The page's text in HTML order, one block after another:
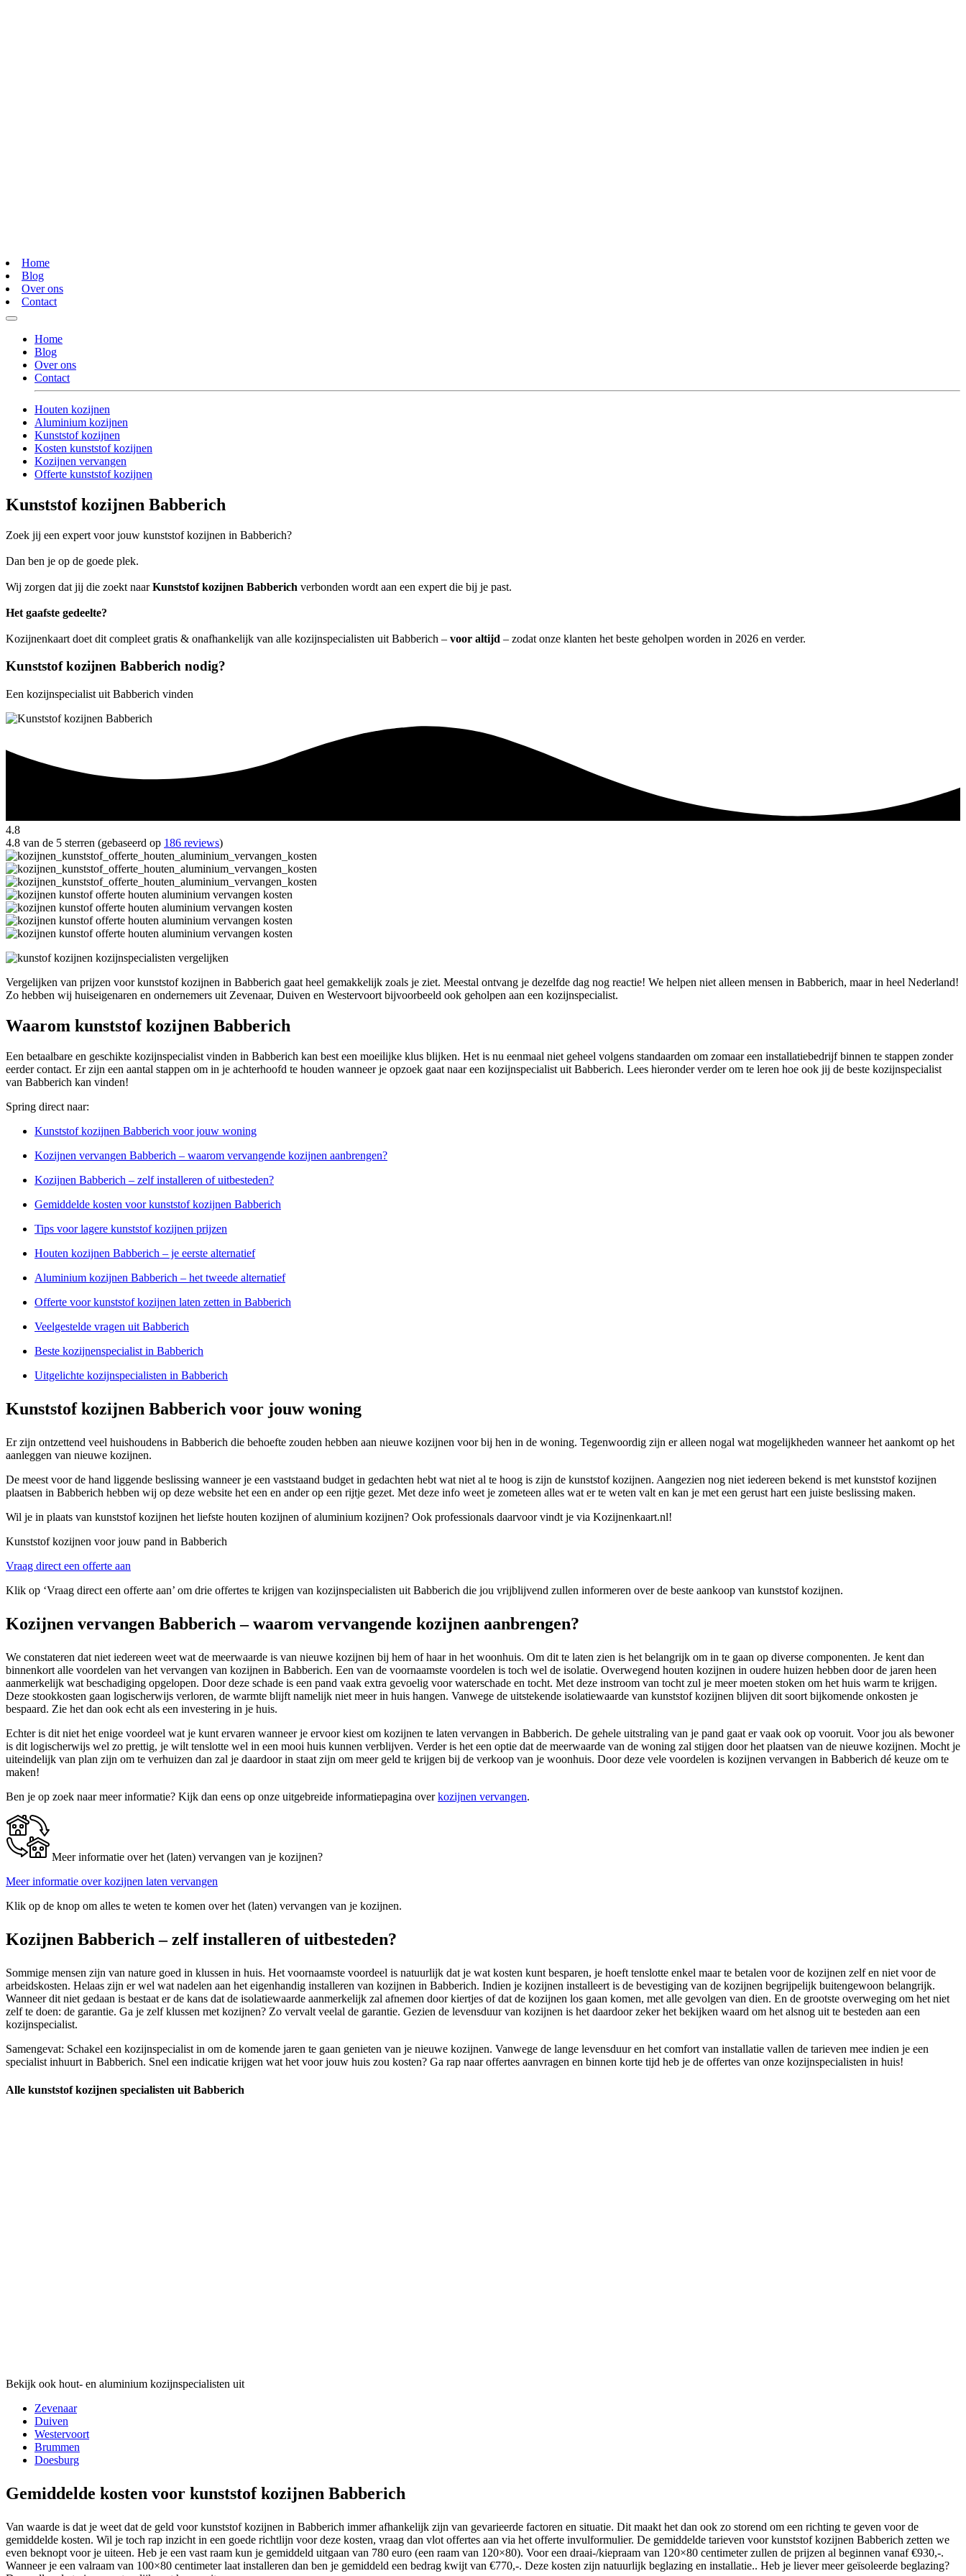
Home
Blog
Over ons
Contact
Home
Blog
Over ons
Contact
Houten kozijnen
Aluminium kozijnen
Kunststof kozijnen
Kosten kunststof kozijnen
Kozijnen vervangen
Offerte kunststof kozijnen
Kunststof kozijnen Babberich
Zoek jij een expert voor jouw kunststof kozijnen in Babberich?
Dan ben je op de goede plek.
Wij zorgen dat jij die zoekt naarKunststof kozijnen Babberich verbonden wordt aan een expert die bij je past.
Het gaafste gedeelte?
Kozijnenkaart doet dit compleet gratis & onafhankelijk van alle kozijnspecialisten uit Babberich – voor altijd – zodat onze klanten het beste geholpen worden in 2026 en verder.
Kunststof kozijnen Babberich nodig?
Een kozijnspecialist uit Babberich vinden
4.8
4.8 van de 5 sterren (gebaseerd op 186 reviews)
Vergelijken van prijzen voor kunststof kozijnen in Babberich gaat heel gemakkelijk zoals je ziet. Meestal ontvang je dezelfde dag nog reactie! We helpen niet alleen mensen in Babberich, maar in heel Nederland!
Zo hebben wij huiseigenaren en ondernemers uit Zevenaar, Duiven en Westervoort bijvoorbeeld ook geholpen aan een kozijnspecialist.
Waarom kunststof kozijnen Babberich
Een betaalbare en geschikte kozijnspecialist vinden in Babberich kan best een moeilijke klus blijken. Het is nu eenmaal niet geheel volgens standaarden om zomaar een installatiebedrijf binnen te stappen zonder
eerder contact. Er zijn een aantal stappen om in je achterhoofd te houden wanneer je opzoek gaat naar een kozijnspecialist uit Babberich. Lees hieronder verder om te leren hoe ook jij de beste kozijnspecialist
van Babberich kan vinden!
Spring direct naar:
Kunststof kozijnen Babberich voor jouw woning
Kozijnen vervangen Babberich – waarom vervangende kozijnen aanbrengen?
Kozijnen Babberich – zelf installeren of uitbesteden?
Gemiddelde kosten voor kunststof kozijnen Babberich
Tips voor lagere kunststof kozijnen prijzen
Houten kozijnen Babberich – je eerste alternatief
Aluminium kozijnen Babberich – het tweede alternatief
Offerte voor kunststof kozijnen laten zetten in Babberich
Veelgestelde vragen uit Babberich
Beste kozijnenspecialist in Babberich
Uitgelichte kozijnspecialisten in Babberich
Kunststof kozijnen Babberich voor jouw woning
Er zijn ontzettend veel huishoudens in Babberich die behoefte zouden hebben aan nieuwe kozijnen voor bij hen in de woning. Tegenwoordig zijn er alleen nogal wat mogelijkheden wanneer het aankomt op het
aanleggen van nieuwe kozijnen.
De meest voor de hand liggende beslissing wanneer je een vaststaand budget in gedachten hebt wat niet al te hoog is zijn de kunststof kozijnen. Aangezien nog niet iedereen bekend is met kunststof kozijnen
plaatsen in Babberich hebben wij op deze website het een en ander op een rijtje gezet. Met deze info weet je zometeen alles wat er te weten valt en kan je met een gerust hart een juiste beslissing maken.
Wil je in plaats van kunststof kozijnen het liefste houten kozijnen of aluminium kozijnen? Ook professionals daarvoor vindt je via Kozijnenkaart.nl!
Kunststof kozijnen voor jouw pand in Babberich
Vraag direct een offerte aan
Klik op ‘Vraag direct een offerte aan’ om drie offertes te krijgen van kozijnspecialisten uit Babberich die jou vrijblijvend zullen informeren over de beste aankoop van kunststof kozijnen.
Kozijnen vervangen Babberich – waarom vervangende kozijnen aanbrengen?
We constateren dat niet iedereen weet wat de meerwaarde is van nieuwe kozijnen bij hem of haar in het woonhuis. Om dit te laten zien is het belangrijk om in te gaan op diverse componenten. Je kent dan
binnenkort alle voordelen van het vervangen van kozijnen in Babberich. Een van de voornaamste voordelen is toch wel de isolatie. Overwegend houten kozijnen in oudere huizen hebben door de jaren heen
aanmerkelijk wat beschadiging opgelopen. Door deze schade is een pand vaak extra gevoelig voor waterschade en tocht. Met deze instroom van tocht zul je meer moeten stoken om het huis warm te krijgen.
Deze stookkosten gaan logischerwijs verloren, de warmte blijft namelijk niet meer in huis hangen. Vanwege de uitstekende isolatiewaarde van kunststof kozijnen blijven dit soort bijkomende onkosten je
bespaard. Zie het dan ook echt als een investering in je huis.
Echter is dit niet het enige voordeel wat je kunt ervaren wanneer je ervoor kiest om kozijnen te laten vervangen in Babberich. De gehele uitstraling van je pand gaat er vaak ook op vooruit. Voor jou als bewoner
is dit logischerwijs wel zo prettig, je wilt tenslotte wel in een mooi huis kunnen verblijven. Verder is het een optie dat de meerwaarde van de woning zal stijgen door het plaatsen van de nieuwe kozijnen. Mocht je
uiteindelijk van plan zijn om te verhuizen dan zal je daardoor in staat zijn om meer geld te krijgen bij de verkoop van je woonhuis. Door deze vele voordelen is kozijnen vervangen in Babberich dé keuze om te
maken!
Ben je op zoek naar meer informatie? Kijk dan eens op onze uitgebreide informatiepagina overkozijnen vervangen.
Meer informatie over het (laten) vervangen van je kozijnen?
Meer informatie over kozijnen laten vervangen
Klik op de knop om alles te weten te komen over het (laten) vervangen van je kozijnen.
Kozijnen Babberich – zelf installeren of uitbesteden?
Sommige mensen zijn van nature goed in klussen in huis. Het voornaamste voordeel is natuurlijk dat je wat kosten kunt besparen, je hoeft tenslotte enkel maar te betalen voor de kozijnen zelf en niet voor de
arbeidskosten. Helaas zijn er wel wat nadelen aan het eigenhandig installeren van kozijnen in Babberich. Indien je kozijnen installeert is de bevestiging van de kozijnen begrijpelijk buitengewoon belangrijk.
Wanneer dit niet gedaan is bestaat er de kans dat de isolatiewaarde aanmerkelijk zal afnemen door kiertjes of dat de kozijnen los gaan komen, met alle gevolgen van dien. En de grootste overweging om het niet
zelf te doen: de garantie. Ga je zelf klussen met kozijnen? Zo vervalt veelal de garantie. Gezien de levensduur van kozijnen is het daardoor zeker het bekijken waard om het alsnog uit te besteden aan een
kozijnspecialist.
Samengevat: Schakel een kozijnspecialist in om de komende jaren te gaan genieten van je nieuwe kozijnen. Vanwege de lange levensduur en het comfort van installatie vallen de tarieven mee indien je een
specialist inhuurt in Babberich. Snel een indicatie krijgen wat het voor jouw huis zou kosten? Ga rap naar offertes aanvragen en binnen korte tijd heb je de offertes van onze kozijnspecialisten in huis!
Alle kunststof kozijnen specialisten uit Babberich
Bekijk ook hout- en aluminium kozijnspecialisten uit
Zevenaar
Duiven
Westervoort
Brummen
Doesburg
Gemiddelde kosten voor kunststof kozijnen Babberich
Van waarde is dat je weet dat de geld voor kunststof kozijnen in Babberich immer afhankelijk zijn van gevarieerde factoren en situatie. Dit maakt het dan ook zo storend om een richting te geven voor de
gemiddelde kosten. Wil je toch rap inzicht in een goede richtlijn voor deze kosten, vraag dan vlot offertes aan via het offerte invulformulier. De gemiddelde tarieven voor kunststof kozijnen Babberich zetten we
even beknopt voor je uiteen. Heb je een vast raam kun je gemiddeld uitgaan van 780 euro (een raam van 120×80). Voor een draai-/kiepraam van 120×80 centimeter zullen de prijzen al beginnen vanaf €930,-.
Wanneer je een valraam van 100×80 centimeter laat installeren dan ben je gemiddeld een bedrag kwijt van €770,-. Deze kosten zijn natuurlijk beglazing en installatie.. Heb je liever meer geïsoleerde beglazing?